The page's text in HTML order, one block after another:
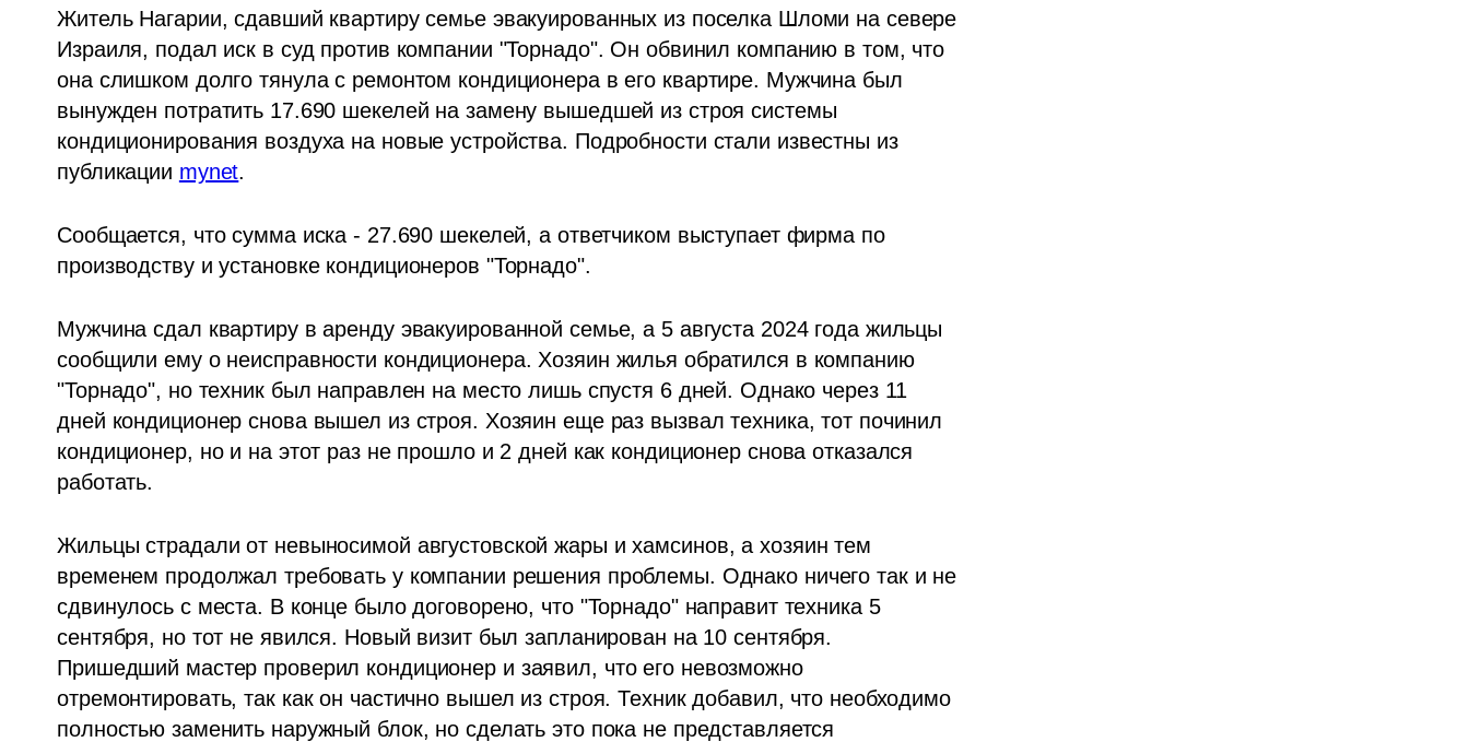
Житель Нагарии, сдавший квартиру семье эвакуированных из поселка Шломи на севере
Израиля, подал иск в суд против компании "Торнадо". Он обвинил компанию в том, что
она слишком долго тянула с ремонтом кондиционера в его квартире. Мужчина был
вынужден потратить 17.690 шекелей на замену вышедшей из строя системы
кондиционирования воздуха на новые устройства. Подробности стали известны из
публикации mynet.
Сообщается, что сумма иска - 27.690 шекелей, а ответчиком выступает фирма по
производству и установке кондиционеров "Торнадо".
Мужчина сдал квартиру в аренду эвакуированной семье, а 5 августа 2024 года жильцы
сообщили ему о неисправности кондиционера. Хозяин жилья обратился в компанию
"Торнадо", но техник был направлен на место лишь спустя 6 дней. Однако через 11
дней кондиционер снова вышел из строя. Хозяин еще раз вызвал техника, тот починил
кондиционер, но и на этот раз не прошло и 2 дней как кондиционер снова отказался
работать.
Жильцы страдали от невыносимой августовской жары и хамсинов, а хозяин тем
временем продолжал требовать у компании решения проблемы. Однако ничего так и не
сдвинулось с места. В конце было договорено, что "Торнадо" направит техника 5
сентября, но тот не явился. Новый визит был запланирован на 10 сентября.
Пришедший мастер проверил кондиционер и заявил, что его невозможно
отремонтировать, так как он частично вышел из строя. Техник добавил, что необходимо
полностью заменить наружный блок, но сделать это пока не представляется